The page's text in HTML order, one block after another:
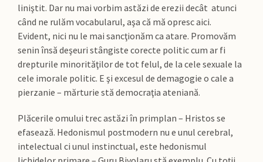
liniştit. Dar nu mai vorbim astăzi de erezii decât atunci
când ne rulăm vocabularul, aşa că mă opresc aici.
Evident, nici nu le mai sancţionăm ca atare. Promovăm
senin însă deşeuri stângiste corecte politic cum ar fi
drepturile minorităţilor de tot felul, de la cele sexuale la
cele imorale politic. E şi excesul de demagogie o cale a
pierzanie – mărturie stă democraţia ateniană.
Plăcerile omului trec astăzi în primplan – Hristos se
efasează. Hedonismul postmodern nu e unul cerebral,
intelectual ci unul instinctual, este hedonismul